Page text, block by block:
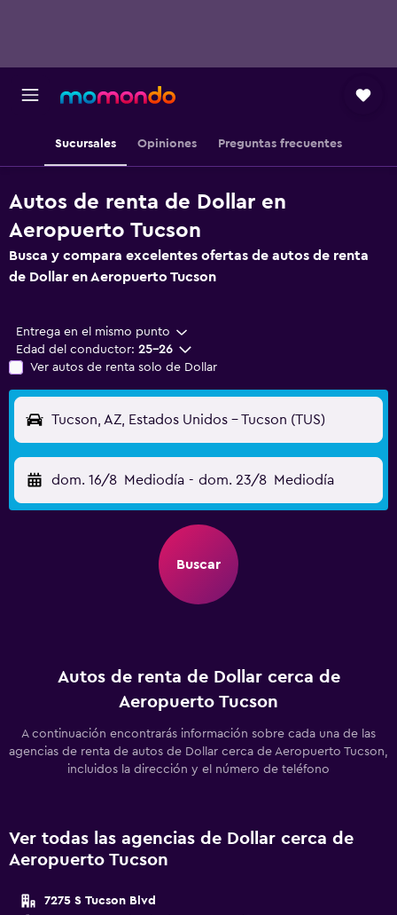
Sucursales Opiniones Preguntas frecuentes
Autos de renta de Dollar en
Aeropuerto Tucson
Busca y compara excelentes ofertas de autos de renta
de Dollar en Aeropuerto Tucson
Entrega en el mismo punto
Edad del conductor: 25-26
Ver autos de renta solo de Dollar
Tucson, AZ, Estados Unidos - Tucson (TUS)
dom. 16/8 Mediodía - dom. 23/8 Mediodía
Buscar
Autos de renta de Dollar cerca de
Aeropuerto Tucson
A continuación encontrarás información sobre cada una de las
agencias de renta de autos de Dollar cerca de Aeropuerto Tucson,
incluidos la dirección y el número de teléfono
Ver todas las agencias de Dollar cerca de
Aeropuerto Tucson
7275 S Tucson Blvd